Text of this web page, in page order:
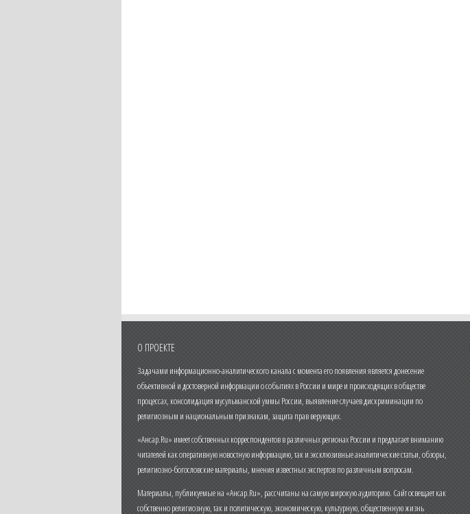
О ПРОЕКТЕ
Задачами информационно-аналитического канала с момента его появления является донесение
объективной и достоверной информации о событиях в России и мире и происходящих в обществе
процессах, консолидация мусульманской уммы России, выявление случаев дискриминации по
религиозным и национальным признакам, защита прав верующих.
«Ансар.Ru» имеет собственных корреспондентов в различных регионах России и предлагает вниманию
читателей как оперативную новостную информацию, так и эксклюзивные аналитические статьи, обзоры,
религиозно-богословские материалы, мнения известных экспертов по различным вопросам.
Материалы, публикуемые на «Ансар.Ru», рассчитаны на самую широкую аудиторию. Сайт освещает как
собственно религиозную, так и политическую, экономическую, культурную, общественную жизнь